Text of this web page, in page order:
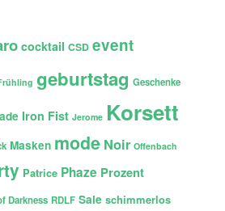
cocktail CSD event
geburtstag Geschenke
Iron Fist Jerome Korsett
Masken mode Noir Offenbach
Patrice Phaze Prozent
Darkness RDLF Sale schimmerlos